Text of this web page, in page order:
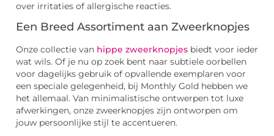
over irritaties of allergische reacties.
Een Breed Assortiment aan Zweerknopjes
Onze collectie van hippe zweerknopjes biedt voor ieder
wat wils. Of je nu op zoek bent naar subtiele oorbellen
voor dagelijks gebruik of opvallende exemplaren voor
een speciale gelegenheid, bij Monthly Gold hebben we
het allemaal. Van minimalistische ontwerpen tot luxe
afwerkingen, onze zweerknopjes zijn ontworpen om
jouw persoonlijke stijl te accentueren.